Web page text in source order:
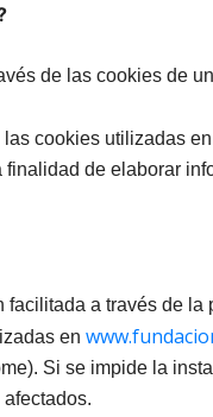
de las cookies de
cookies utilizadas en
de elaborar
facilitada a través de
en
Si se impide la